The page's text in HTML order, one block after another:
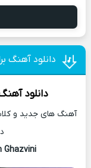
دانلود آهنگ برار تنها
دانلود
آهنگ های جدید و
Ghazvini